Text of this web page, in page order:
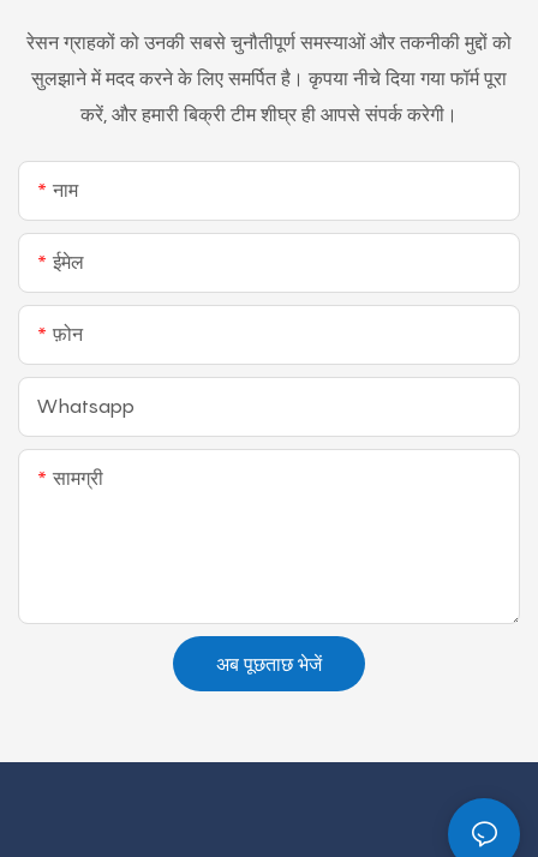
रेसन ग्राहकों को उनकी सबसे चुनौतीपूर्ण समस्याओं और तकनीकी मुद्दों को
सुलझाने में मदद करने के लिए समर्पित है। कृपया नीचे दिया गया फॉर्म पूरा
करें, और हमारी बिक्री टीम शीघ्र ही आपसे संपर्क करेगी।
नाम
ईमेल
फ़ोन
Whatsapp
सामग्री
अब पूछताछ भेजें